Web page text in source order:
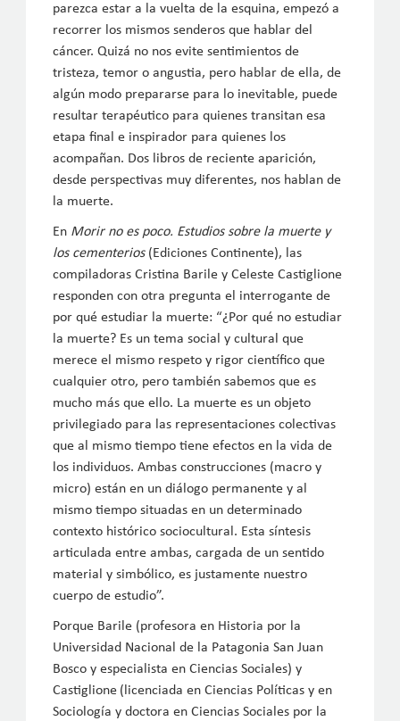
parezca estar a la vuelta de la esquina, empezó a
recorrer los mismos senderos que hablar del
cáncer. Quizá no nos evite sentimientos de
tristeza, temor o angustia, pero hablar de ella, de
algún modo prepararse para lo inevitable, puede
resultar terapéutico para quienes transitan esa
etapa final e inspirador para quienes los
acompañan. Dos libros de reciente aparición,
desde perspectivas muy diferentes, nos hablan de
la muerte.
En Morir no es poco. Estudios sobre la muerte y
los cementerios(Ediciones Continente), las
compiladoras Cristina Barile y Celeste Castiglione
responden con otra pregunta el interrogante de
por qué estudiar la muerte: “¿Por qué no estudiar
la muerte? Es un tema social y cultural que
merece el mismo respeto y rigor científico que
cualquier otro, pero también sabemos que es
mucho más que ello. La muerte es un objeto
privilegiado para las representaciones colectivas
que al mismo tiempo tiene efectos en la vida de
los individuos. Ambas construcciones (macro y
micro) están en un diálogo permanente y al
mismo tiempo situadas en un determinado
contexto histórico sociocultural. Esta síntesis
articulada entre ambas, cargada de un sentido
material y simbólico, es justamente nuestro
cuerpo de estudio”.
Porque Barile (profesora en Historia por la
Universidad Nacional de la Patagonia San Juan
Bosco y especialista en Ciencias Sociales) y
Castiglione (licenciada en Ciencias Políticas y en
Sociología y doctora en Ciencias Sociales por la